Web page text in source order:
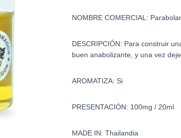
NOMBRE COMERCIAL:
DESCRIPCIÓN: Para construir
buen anabolizante, y una vez
AROMATIZA: Si
PRESENTACIÓN: 100mg / 20ml
MADE IN: Thailandia